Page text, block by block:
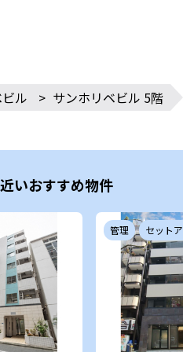
ル > サンホリベビル 5階
いおすすめ物件
管理 セット